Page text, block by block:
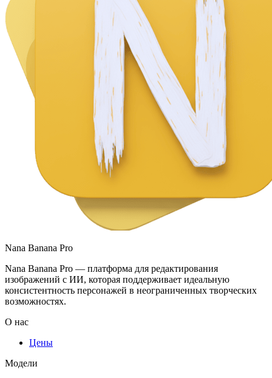
Nana Banana Pro
Nana Banana Pro — платформа для редактирования
изображений с ИИ, которая поддерживает идеальную
консистентность персонажей в неограниченных творческих
возможностях.
О нас
Цены
Модели